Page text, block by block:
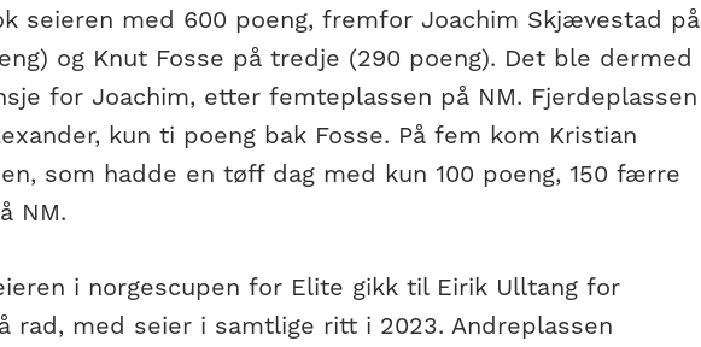
seieren med 600 poeng, fremfor Joachim Skjævestad på
og Knut Fosse på tredje (290 poeng). Det ble dermed
for Joachim, etter femteplassen på NM. Fjerdeplassen
kun ti poeng bak Fosse. På fem kom Kristian
som hadde en tøff dag med kun 100 poeng, 150 færre
NM.
i norgescupen for Elite gikk til Eirik Ulltang for
rad, med seier i samtlige ritt i 2023. Andreplassen